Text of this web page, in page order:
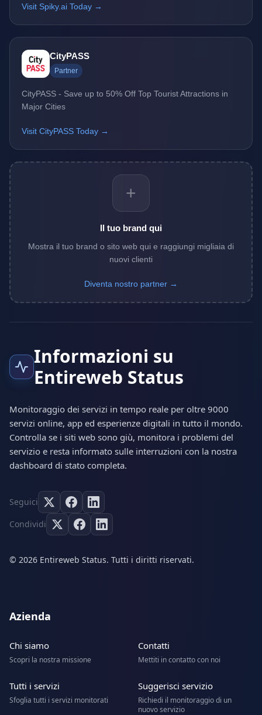
Visit Spiky.ai Today →
CityPASS
Partner
CityPASS - Save up to 50% Off Top Tourist Attractions in
Major Cities
Visit CityPASS Today →
+
Il tuo brand qui
Mostra il tuo brand o sito web qui e raggiungi migliaia di
nuovi clienti
Diventa nostro partner →
Informazioni su
Entireweb Status
Monitoraggio dei servizi in tempo reale per oltre 9000
servizi online, app ed esperienze digitali in tutto il mondo.
Controlla se i siti web sono giù, monitora i problemi del
servizio e resta informato sulle interruzioni con la nostra
dashboard di stato completa.
Seguici
Condividi
© 2026 Entireweb Status. Tutti i diritti riservati.
Azienda
Chi siamo
Scopri la nostra missione
Contatti
Mettiti in contatto con noi
Tutti i servizi
Sfoglia tutti i servizi monitorati
Suggerisci servizio
Richiedi il monitoraggio di un
nuovo servizio